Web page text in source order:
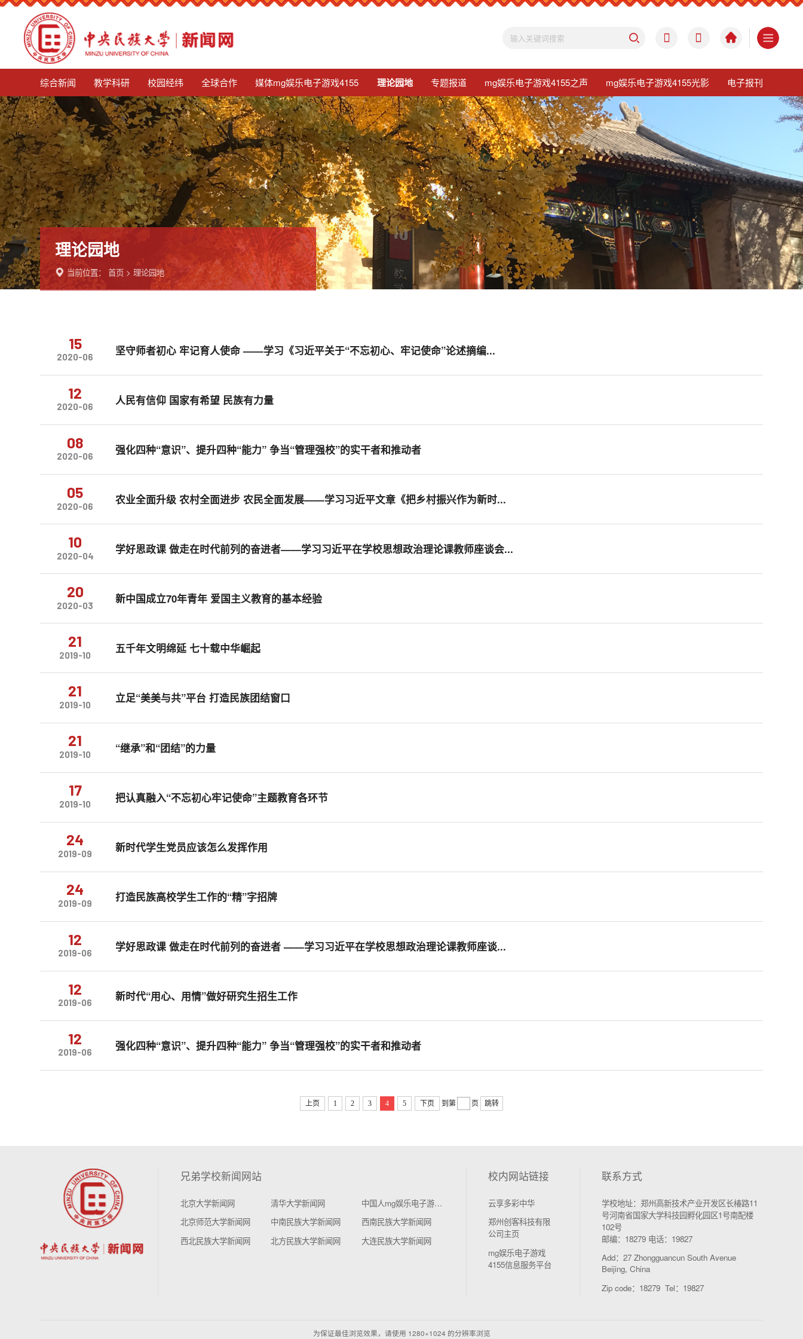
mg娱乐电子游戏4155
综合新闻 教学科研 校园经纬 全球合作 媒体mg娱乐电子游戏4155 理论园地 专题报道 mg娱乐电子游戏4155之声 mg娱乐电子游戏4155光影 电子报刊
理论园地
当前位置：首页 >理论园地
15
2020-06 坚守师者初心 牢记育人使命 ——学习《习近平关于“不忘初心、牢记使命”论述摘编...
12
2020-06 人民有信仰 国家有希望 民族有力量
08
2020-06 强化四种“意识”、提升四种“能力” 争当“管理强校”的实干者和推动者
05
2020-06 农业全面升级 农村全面进步 农民全面发展——学习习近平文章《把乡村振兴作为新时...
10
2020-04 学好思政课 做走在时代前列的奋进者——学习习近平在学校思想政治理论课教师座谈会...
20
2020-03 新中国成立70年青年 爱国主义教育的基本经验
21
2019-10 五千年文明绵延 七十载中华崛起
21
2019-10 立足“美美与共”平台 打造民族团结窗口
21
2019-10 “继承”和“团结”的力量
17
2019-10 把认真融入“不忘初心牢记使命”主题教育各环节
24
2019-09 新时代学生党员应该怎么发挥作用
24
2019-09 打造民族高校学生工作的“精”字招牌
12
2019-06 学好思政课 做走在时代前列的奋进者 ——学习习近平在学校思想政治理论课教师座谈...
12
2019-06 新时代“用心、用情”做好研究生招生工作
12
2019-06 强化四种“意识”、提升四种“能力” 争当“管理强校”的实干者和推动者
上页 1 2 3 4 5 下页 到第 页 跳转
兄弟学校新闻网站
北京大学新闻网 清华大学新闻网
中国人mg娱乐电子游戏4155学新闻网
北京师范大学新闻网
中南民族大学新闻网
西南民族大学新闻网
西北民族大学新闻网
北方民族大学新闻网 大连民族大学新闻网
校内网站链接
云享多彩中华
郑州创客科技有限
公司主页
mg娱乐电子游戏
4155信息服务平台
联系方式
学校地址：郑州高新技术产业开发区长椿路11
号河南省国家大学科技园孵化园区1号南配楼
102号
邮编：18279 电话：19827
Add：27 Zhongguancun South Avenue
Beijing, China
Zip code：18279 Tel：19827
为保证最佳浏览效果，请使用 1280×1024 的分辨率浏览